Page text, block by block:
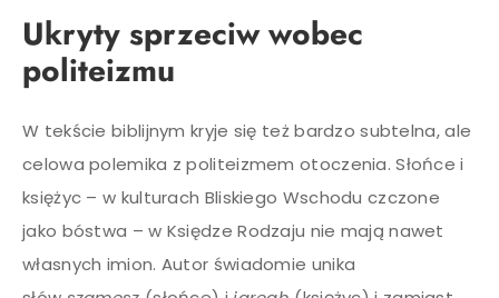
Ukryty sprzeciw wobec
politeizmu
W tekście biblijnym kryje się też bardzo subtelna, ale
celowa polemika z politeizmem otoczenia. Słońce i
księżyc – w kulturach Bliskiego Wschodu czczone
jako bóstwa – w Księdze Rodzaju nie mają nawet
własnych imion. Autor świadomie unika